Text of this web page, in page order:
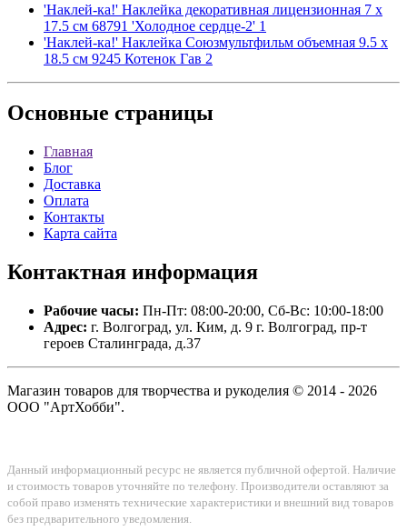
'Наклей-ка!' Наклейка декоративная лицензионная 7 х
17.5 см 68791 'Холодное сердце-2' 1
'Наклей-ка!' Наклейка Союзмультфильм объемная 9.5 х
18.5 см 9245 Котенок Гав 2
Основные страницы
Главная
Блог
Доставка
Оплата
Контакты
Карта сайта
Контактная информация
Рабочие часы: Пн-Пт: 08:00-20:00, Сб-Вс: 10:00-18:00
Адрес: г. Волгоград, ул. Ким, д. 9 г. Волгоград, пр-т
героев Сталинграда, д.37
Магазин товаров для творчества и рукоделия © 2014 - 2026
ООО "АртХобби".
Данный информационный ресурс не является публичной офертой. Наличие
и стоимость товаров уточняйте по телефону. Производители оставляют за
собой право изменять технические характеристики и внешний вид товаров
без предварительного уведомления.